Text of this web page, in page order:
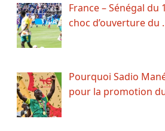
France – Sénégal du
choc d’ouverture du
Pourquoi Sadio
pour la promotion